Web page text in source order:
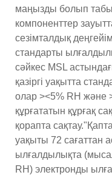
маңызды болып
компоненттер
сезімталдық
стандарты
сәйкес MSL
қазіргі уақытта
олар ><5% RH және
құрғататын құрғақ
қорапта
уақыты 72 сағаттан
ылғалдылықта
RH) электронды